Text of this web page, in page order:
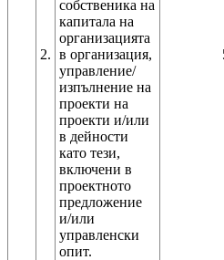
2.
собственика на
капитала на
организацията
в организация,
управление/
изпълнение на
проекти на
проекти и/или
в дейности
като тези,
включени в
проектното
предложение
и/или
управленски
опит.